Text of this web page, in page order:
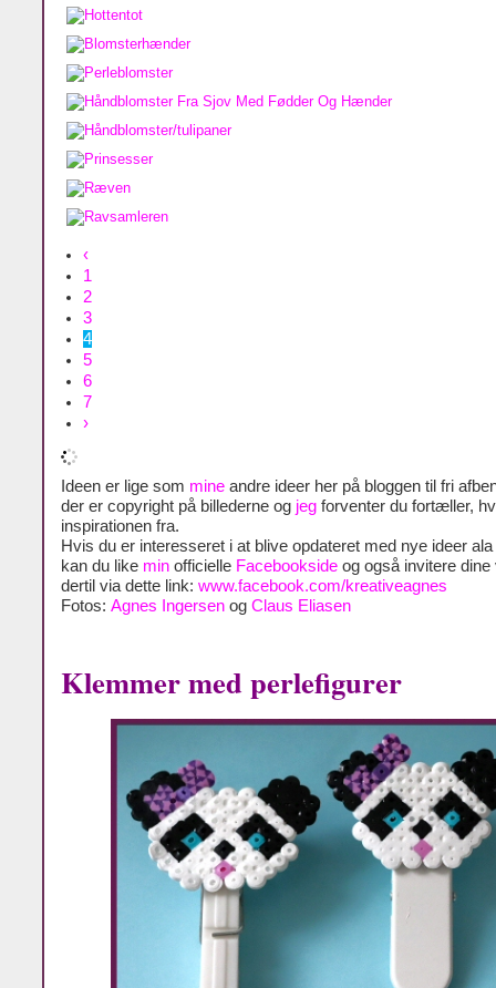
‹
1
2
3
4
5
6
7
›
Ideen er lige som mine andre ideer her på bloggen til fri
der er copyright på billederne og jeg forventer du fortæller,
inspirationen fra.
Hvis du er interesseret i at blive opdateret med nye ideer
kan du like min officielle Facebookside og også invitere dine
dertil via dette link: www.facebook.com/kreativeagnes
Fotos: Agnes Ingersen og Claus Eliasen
Klemmer med perlefigurer